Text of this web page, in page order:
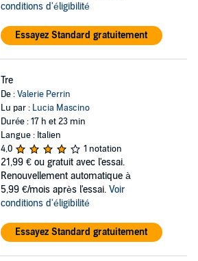
conditions d'éligibilité
Essayez Standard gratuitement
Tre
De :Valerie Perrin
Lu par : Lucia Mascino
Durée : 17 h et 23 min
Langue : Italien
4,0
1 notation
21,99 € ou gratuit avec l'essai.
Renouvellement automatique à
5,99 €/mois après l'essai. Voir
conditions d'éligibilité
Essayez Standard gratuitement